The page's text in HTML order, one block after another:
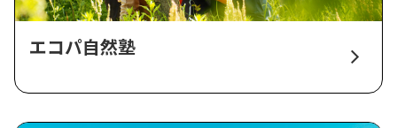
エコパ自然塾